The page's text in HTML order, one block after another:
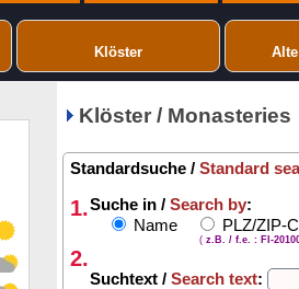
Klöster
Klöster / Monasteries
Standardsuche / Standard
1.Suche in / Search by:
Name
PLZ/ZIP-
( z.B. / f.e. : FI-
2.
Suchtext / Search text: